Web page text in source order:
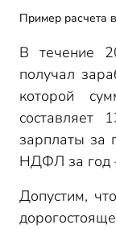
Пример расчета
В течение
получал
которой
составляет
зарплаты за
НДФЛ за год
Допустим,